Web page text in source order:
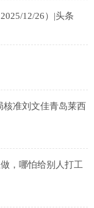
12/26）|头条
核准刘文佳青岛莱西
，哪怕给别人打工